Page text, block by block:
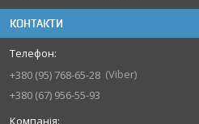
КОНТАКТИ
+380 (95) 768-65-28 Viber
+380 (67) 956-55-93